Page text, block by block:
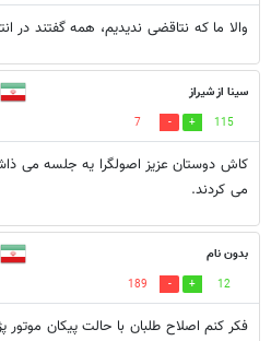
والا ما که نتاقضی ندیدیم، همه گفتند در
سینا از شیراز
115
7
کاش دوستان عزیز اصولگرا یه جلسه می
می کردند.
بدون نام
12
189
فکر کنم اصلاح طلبان با حالت پیکان موتور